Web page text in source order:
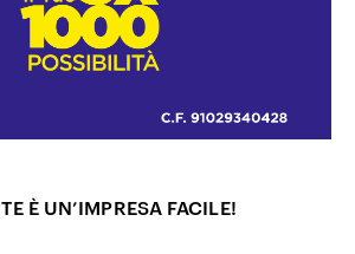
È UN’IMPRESA FACILE!